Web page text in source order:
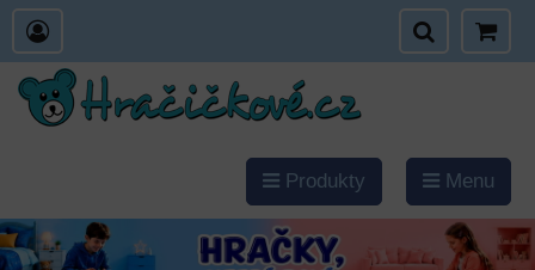
Produkty Menu